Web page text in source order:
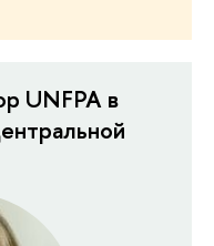
UNFPA в